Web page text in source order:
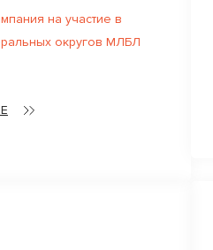
на участие в
округов МЛБЛ